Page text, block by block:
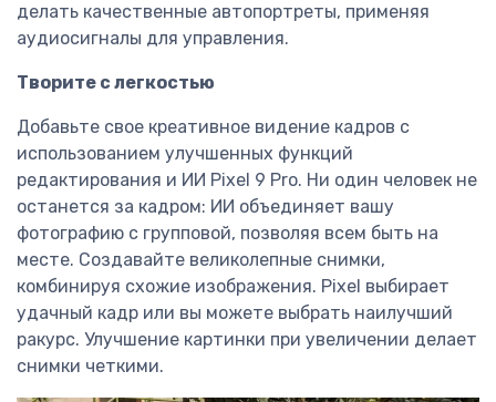
делать качественные автопортреты, применяя
аудиосигналы для управления.
Творите с легкостью
Добавьте свое креативное видение кадров с
использованием улучшенных функций
редактирования и ИИ Pixel 9 Pro. Ни один человек не
останется за кадром: ИИ объединяет вашу
фотографию с групповой, позволяя всем быть на
месте. Создавайте великолепные снимки,
комбинируя схожие изображения. Pixel выбирает
удачный кадр или вы можете выбрать наилучший
ракурс. Улучшение картинки при увеличении делает
снимки четкими.